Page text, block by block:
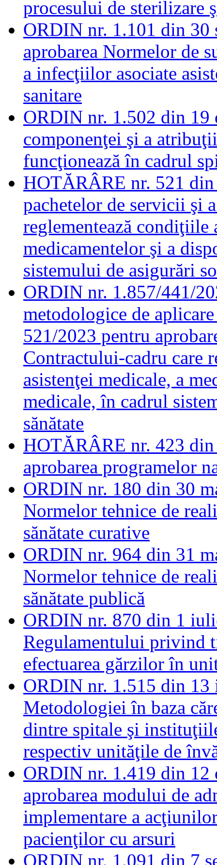
procesului de sterilizare
ORDIN nr. 1.101 din 30
aprobarea Normelor de
a infecţiilor asociate
sanitare
ORDIN nr. 1.502 din 19
componenţei şi a
funcţionează în cadrul
HOTĂRÂRE nr. 521 din
pachetelor de servicii şi
reglementează condiţiile
medicamentelor şi a
sistemului de asigurări
ORDIN nr. 1.857/441/
metodologice de
521/2023 pentru
Contractului-cadru care
asistenţei medicale, a
medicale, în cadrul
sănătate
HOTĂRÂRE nr. 423
aprobarea programelor
ORDIN nr. 180 din 30
Normelor tehnice de
sănătate curative
ORDIN nr. 964 din 31
Normelor tehnice de
sănătate publică
ORDIN nr. 870 din 1
Regulamentului privind
efectuarea gărzilor în
ORDIN nr. 1.515 din 13
Metodologiei în baza
dintre spitale şi
respectiv unităţile de
ORDIN nr. 1.419 din 12
aprobarea modului de
implementare a
pacienţilor cu arsuri
ORDIN nr. 1.091 din 7